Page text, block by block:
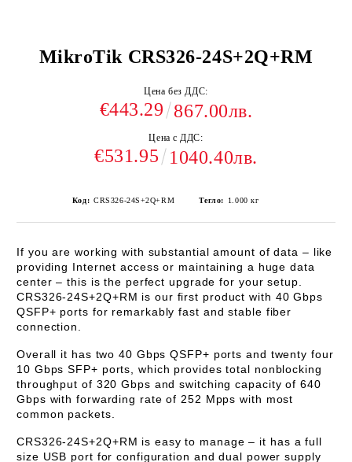
MikroTik CRS326-24S+2Q+RM
Цена без ДДС:
€443.29 867.00лв.
Цена с ДДС:
€531.95 1040.40лв.
Код: CRS326-24S+2Q+RM Тегло: 1.000 кг
If you are working with substantial amount of data – like
providing Internet access or maintaining a huge data
center – this is the perfect upgrade for your setup.
CRS326-24S+2Q+RM is our first product with 40 Gbps
QSFP+ ports for remarkably fast and stable fiber
connection.
Overall it has two 40 Gbps QSFP+ ports and twenty four
10 Gbps SFP+ ports, which provides total nonblocking
throughput of 320 Gbps and switching capacity of 640
Gbps with forwarding rate of 252 Mpps with most
common packets.
CRS326-24S+2Q+RM is easy to manage – it has a full
size USB port for configuration and dual power supply